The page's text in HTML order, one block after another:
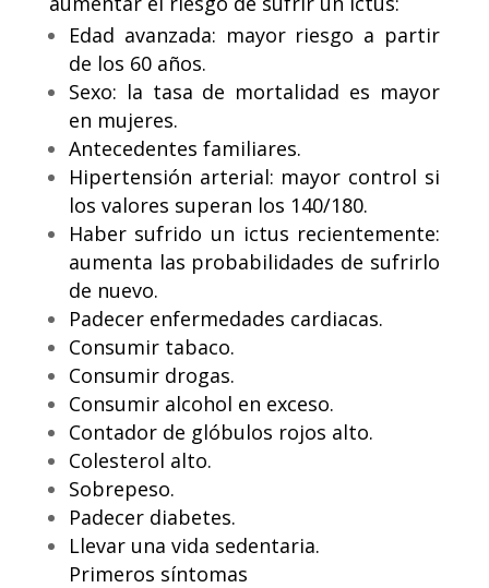
Edad avanzada: mayor riesgo a partir
de los 60 años.
Sexo: la tasa de mortalidad es mayor
en mujeres.
Antecedentes familiares.
Hipertensión arterial: mayor control si
los valores superan los 140/180.
Haber sufrido un ictus recientemente:
aumenta las probabilidades de sufrirlo
de nuevo.
Padecer enfermedades cardiacas.
Consumir tabaco.
Consumir drogas.
Consumir alcohol en exceso.
Contador de glóbulos rojos alto.
Colesterol alto.
Sobrepeso.
Padecer diabetes.
Llevar una vida sedentaria.
Primeros síntomas